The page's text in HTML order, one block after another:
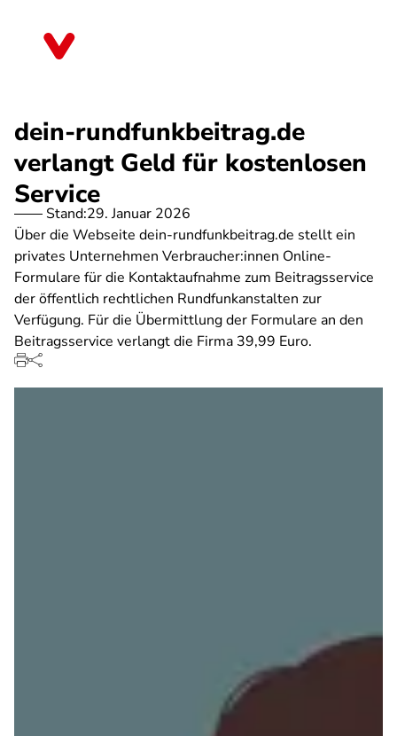
dein-rundfunkbeitrag.de
verlangt Geld für kostenlosen
Service
Stand:29. Januar 2026
Über die Webseite dein-rundfunkbeitrag.de stellt ein
privates Unternehmen Verbraucher:innen Online-
Formulare für die Kontaktaufnahme zum Beitragsservice
der öffentlich rechtlichen Rundfunkanstalten zur
Verfügung. Für die Übermittlung der Formulare an den
Beitragsservice verlangt die Firma 39,99 Euro.